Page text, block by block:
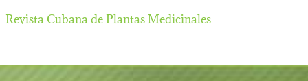
Revista Cubana de Plantas Medicinales